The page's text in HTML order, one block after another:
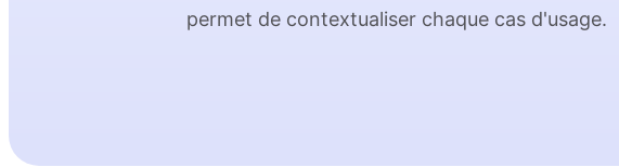
permet de contextualiser chaque cas d'usage.